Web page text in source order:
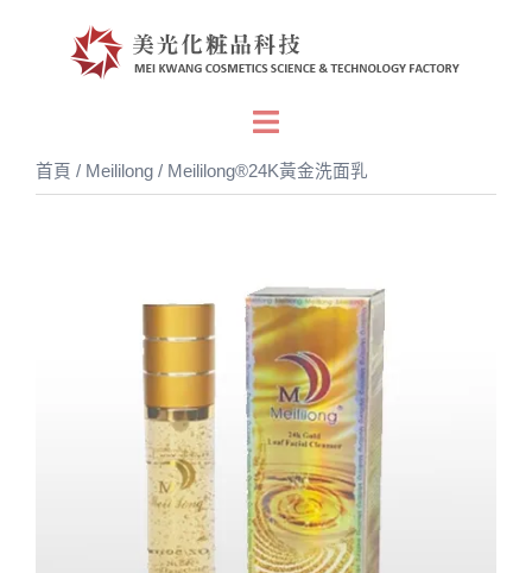
Toggle
首頁 / Meililong / Meililong®24K黃金洗面乳